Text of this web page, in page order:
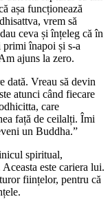
așa funcționează
vrem să
ceva și înțeleg că în
înapoi și s-a
ajuns la zero.
dată. Vreau să devin
atunci când fiecare
care
față de ceilalți. Îmi
un Buddha.”
spiritual,
este cariera lui.
ființelor, pentru că